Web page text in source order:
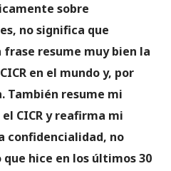
sobre
no significa que
frase resume muy bien la
en el mundo y, por
También resume mi
CICR y reafirma mi
confidencialidad, no
hice en los últimos 30